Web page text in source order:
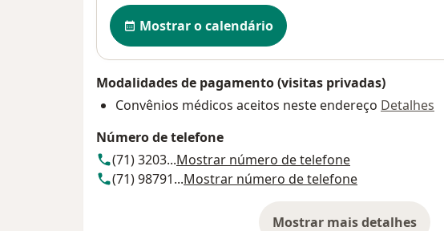
Disponibilidade
Mostrar o calendário
Modalidades de pagamento (visitas privadas)
Convênios médicos aceitos neste endereço Detalhes
Número de telefone
(71) 3203...Mostrar número de telefone
(71) 98791...Mostrar número de telefone
Mostrar mais detalhes